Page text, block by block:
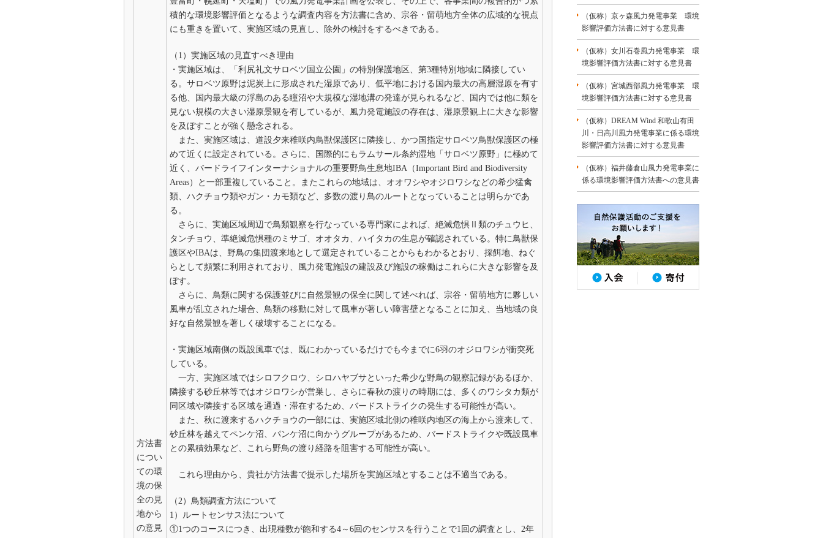
方法書
につい
ての環
境の保
全の見
地から
の意見
積的な環境影響評価となるような調査内容を方法書に含め、宗谷・留萌地方全体の広域的な視点
にも重きを置いて、実施区域の見直し、除外の検討をするべきである。
（1）実施区域の見直すべき理由
・実施区域は、「利尻礼文サロベツ国立公園」の特別保護地区、第3種特別地域に隣接してい
る。サロベツ原野は泥炭上に形成された湿原であり、低平地における国内最大の高層湿原を有す
る他、国内最大級の浮島のある瞳沼や大規模な湿地溝の発達が見られるなど、国内では他に類を
見ない規模の大きい湿原景観を有しているが、風力発電施設の存在は、湿原景観上に大きな影響
を及ぼすことが強く懸念される。
また、実施区域は、道設夕来稚咲内鳥獣保護区に隣接し、かつ国指定サロベツ鳥獣保護区の極
めて近くに設定されている。さらに、国際的にもラムサール条約湿地「サロベツ原野」に極めて
近く、バードライフインターナショナルの重要野鳥生息地IBA（Important Bird and Biodiversity
Areas）と一部重複していること。またこれらの地域は、オオワシやオジロワシなどの希少猛禽
類、ハクチョウ類やガン・カモ類など、多数の渡り鳥のルートとなっていることは明らかであ
る。
さらに、実施区域周辺で鳥類観察を行なっている専門家によれば、絶滅危惧Ⅱ類のチュウヒ、
タンチョウ、準絶滅危惧種のミサゴ、オオタカ、ハイタカの生息が確認されている。特に鳥獣保
護区やIBAは、野鳥の集団渡来地として選定されていることからもわかるとおり、採餌地、ねぐ
らとして頻繁に利用されており、風力発電施設の建設及び施設の稼働はこれらに大きな影響を及
ぼす。
さらに、鳥類に関する保護並びに自然景観の保全に関して述べれば、宗谷・留萌地方に夥しい
風車が乱立された場合、鳥類の移動に対して風車が著しい障害壁となることに加え、当地域の良
好な自然景観を著しく破壊することになる。
・実施区域南側の既設風車では、既にわかっているだけでも今までに6羽のオジロワシが衝突死
している。
一方、実施区域ではシロフクロウ、シロハヤブサといった希少な野鳥の観察記録があるほか、
隣接する砂丘林等ではオジロワシが営巣し、さらに春秋の渡りの時期には、多くのワシタカ類が
同区域や隣接する区域を通過・滞在するため、バードストライクの発生する可能性が高い。
また、秋に渡来するハクチョウの一部には、実施区域北側の稚咲内地区の海上から渡来して、
砂丘林を越えてペンケ沼、パンケ沼に向かうグループがあるため、バードストライクや既設風車
との累積効果など、これら野鳥の渡り経路を阻害する可能性が高い。
これら理由から、貴社が方法書で提示した場所を実施区域とすることは不適当である。
（2）鳥類調査方法について
1）ルートセンサス法について
①1つのコースにつき、出現種数が飽和する4～6回のセンサスを行うことで1回の調査とし、2年
（仮称）京ヶ森風力発電事業 環境
影響評価方法書に対する意見書
（仮称）女川石巻風力発電事業 環
境影響評価方法書に対する意見書
（仮称）宮城西部風力発電事業 環
境影響評価方法書に対する意見書
（仮称）DREAM Wind 和歌山有田
川・日高川風力発電事業に係る環境
影響評価方法書に対する意見書
（仮称）福井藤倉山風力発電事業に
係る環境影響評価方法書への意見書